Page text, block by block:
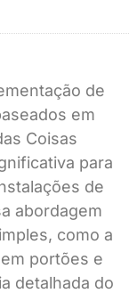
de
em
Coisas
para
de
abordagem
como a
portões e
detalhada do